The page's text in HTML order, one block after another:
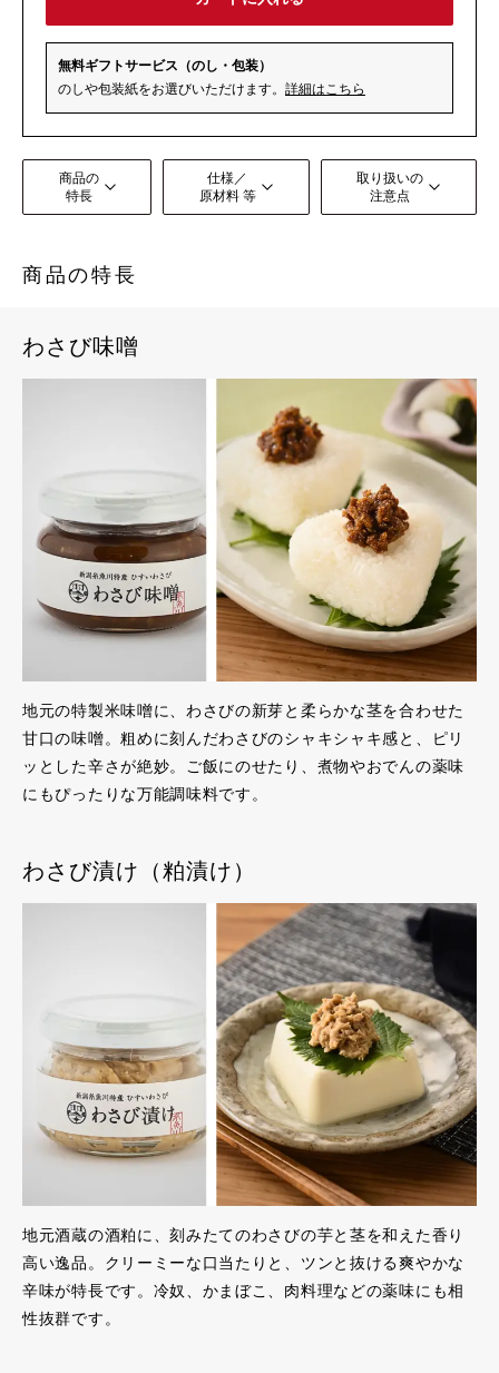
無料ギフトサービス（のし・包装）
のしや包装紙をお選びいただけます。 詳細はこちら
商品の
特長
仕様／
原材料 等
取り扱いの
注意点
商品の特長
わさび味噌
地元の特製米味噌に、わさびの新芽と柔らかな茎を合わせた
甘口の味噌。粗めに刻んだわさびのシャキシャキ感と、ピリ
ッとした辛さが絶妙。ご飯にのせたり、煮物やおでんの薬味
にもぴったりな万能調味料です。
わさび漬け（粕漬け）
地元酒蔵の酒粕に、刻みたてのわさびの芋と茎を和えた香り
高い逸品。クリーミーな口当たりと、ツンと抜ける爽やかな
辛味が特長です。冷奴、かまぼこ、肉料理などの薬味にも相
性抜群です。